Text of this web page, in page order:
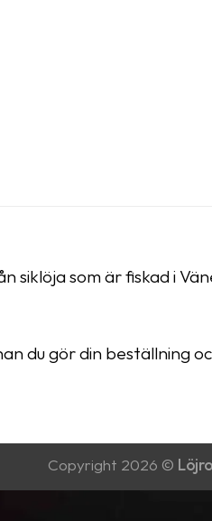
siklöja som är fiskad i
du gör din beställning
Copyright 2026 ©